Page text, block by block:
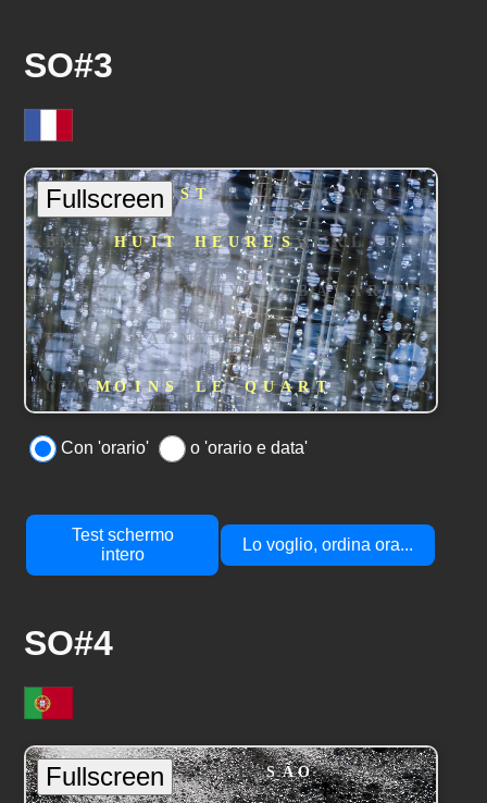
SO#3
Con 'orario' o 'orario e data'
Test schermo
intero
Lo voglio, ordina ora...
SO#4